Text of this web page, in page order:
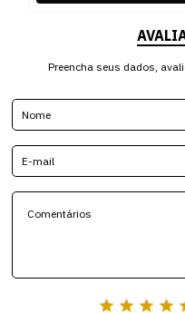
Preencha seus dados,